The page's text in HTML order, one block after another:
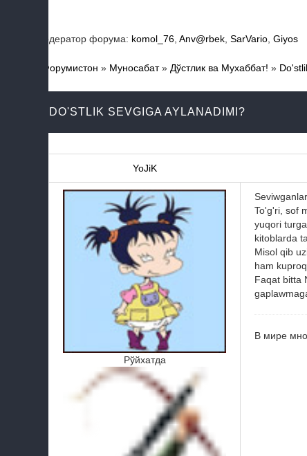
Модератор форума: komol_76 Anv@rbek SarVario Giyos
Форумистон » Муносабат » Дўстлик ва Мухаббат! »
DO'STLIK SEVGIGA AYLANADIMI?
YoJiK
Рўйхатда
To'g'ri, sof
yuqori
kitoblarda
Misol qib
ham
Faqat bitta
В мире